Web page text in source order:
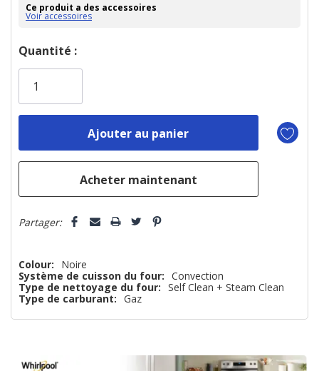
Ce produit a des accessoires
Voir accessoires
Dépêchez-
vous!
plus
Quantité :
Partager:
Colour:
Noire
Système de cuisson du four: Convection
Type de nettoyage du four: Self Clean + Steam Clean
Type de carburant: Gaz